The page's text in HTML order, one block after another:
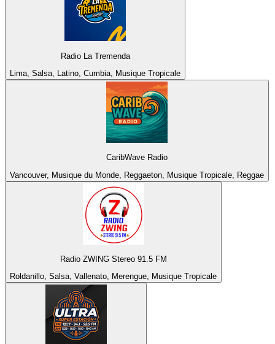
Radio La Tremenda
Lima, Salsa, Latino, Cumbia, Musique Tropicale
CaribWave Radio
Vancouver, Musique du Monde, Reggaeton, Musique Tropicale, Reggae
Radio ZWING Stereo 91.5 FM
Roldanillo, Salsa, Vallenato, Merengue, Musique Tropicale